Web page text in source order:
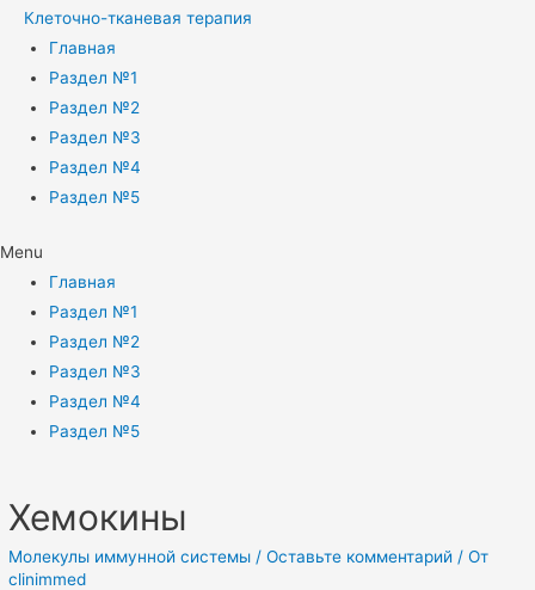
Клеточно-тканевая терапия
Главная
Раздел №1
Раздел №2
Раздел №3
Раздел №4
Раздел №5
Menu
Главная
Раздел №1
Раздел №2
Раздел №3
Раздел №4
Раздел №5
Хемокины
Молекулы иммунной системы /Оставьте комментарий / От
clinimmed